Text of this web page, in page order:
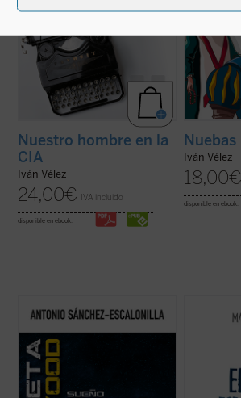
Nuestro hombre en la
CIA
Iván Vélez
24,00€ IVA incluido
disponible en ebook:
Iván Vélez
18,00€
disponible en ebook:
Cuando se cumple medio siglo desde que
Neil Armstrong pisara la Luna, se asiste a
espacial reflejado en recientes
producciones de éxito que han avivado el
entusiasmo por la «conquista» del cosmos
(ver ficha)
estrellada
impresión
fascinación y
e inspiración
y sentido